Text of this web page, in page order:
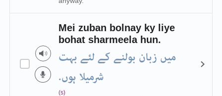
Mei zuban bolnay ky liye
bohat sharmeela hun.
میں زبان بولنے کے لئے بہت
شرمیلا ہوں.
(s)